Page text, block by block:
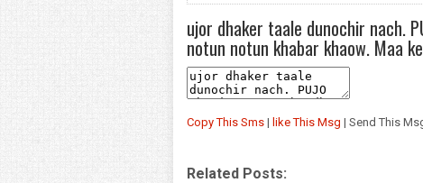
ujor dhaker taale dunochir nach.
notun notun khabar khaow. Maa
Copy This Sms | like This Msg | Send This
Related Posts: